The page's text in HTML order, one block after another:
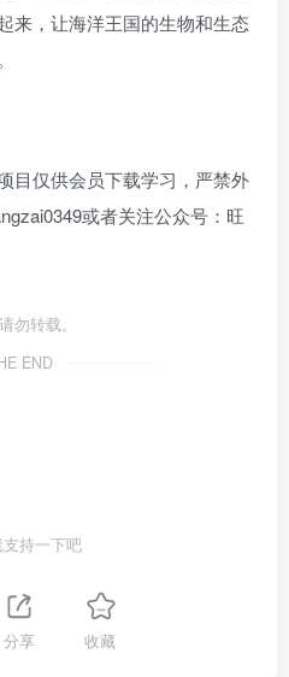
来，让海洋王国的生物和生态
目仅供会员下载学习，严禁外
或者关注公众号：旺
勿转载。
END
持一下吧
分享 收藏